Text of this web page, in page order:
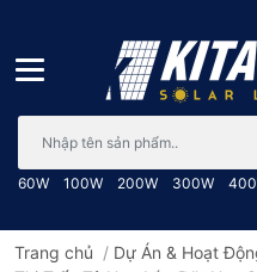
60W 100W 200W 300W
Trang chủ / Dự Án & Hoạt